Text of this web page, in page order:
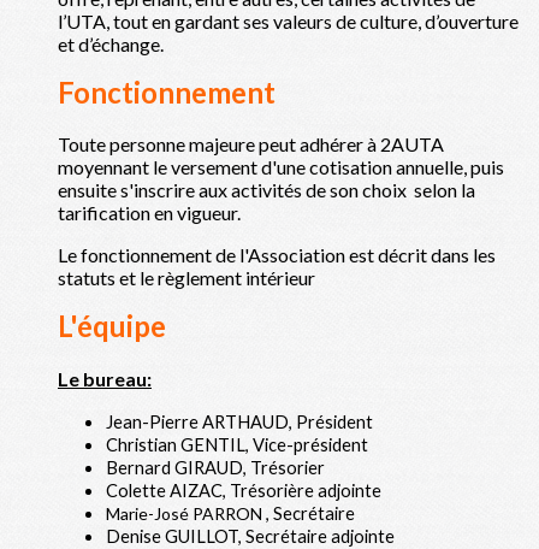
l’UTA, tout en gardant ses valeurs de culture, d’ouverture
et d’échange.
Fonctionnement
Toute personne majeure peut adhérer à 2AUTA
moyennant le versement d'une cotisation annuelle, puis
ensuite s'inscrire aux activités de son choix selon la
tarification en vigueur.
Le fonctionnement de l'Association est décrit dans les
statuts et le règlement intérieur
L'équipe
Le bureau:
Jean-Pierre ARTHAUD, Président
Christian GENTIL, Vice-président
Bernard GIRAUD, Trésorier
Colette AIZAC, Trésorière adjointe
Marie-José PARRON , Secrétaire
Denise GUILLOT, Secrétaire adjointe